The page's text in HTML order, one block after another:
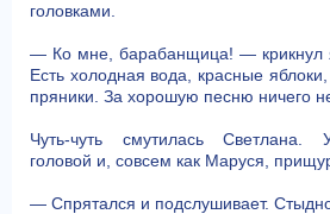
головками.
— Ко мне, барабанщица! — крикнул
Есть холодная вода, красные
пряники. За хорошую песню ничего
Чуть-чуть смутилась Светлана.
головой и, совсем как Маруся,
— Спрятался и подслушивает.